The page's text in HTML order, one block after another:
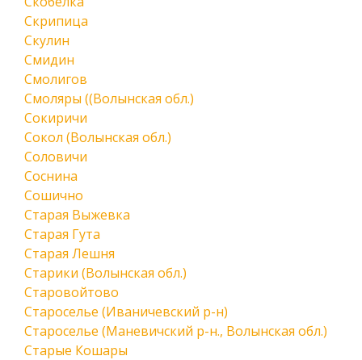
Скрипица
Скулин
Смидин
Смолигов
Смоляры ((Волынская обл.)
Сокиричи
Сокол (Волынская обл.)
Соловичи
Соснина
Сошично
Старая Выжевка
Старая Гута
Старая Лешня
Старики (Волынская обл.)
Старовойтово
Староселье (Иваничевский р-н)
Староселье (Маневичский р-н., Волынская обл.)
Старые Кошары